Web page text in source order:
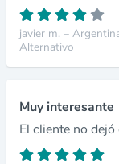
javier m. –
Alternativo
Muy interesante
El cliente no